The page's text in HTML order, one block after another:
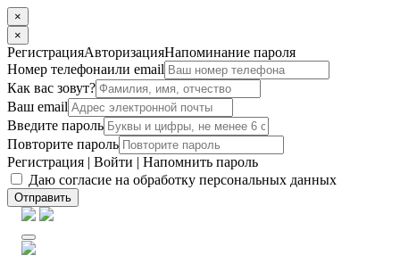
×
×
РегистрацияАвторизацияНапоминание пароля
Номер телефонаили email
Как вас зовут?
Ваш email
Введите пароль
Повторите пароль
Регистрация | Войти | Напомнить пароль
Даю согласие на обработку персональных данных
Отправить